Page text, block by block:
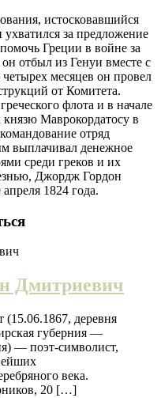
истосковавшийся
за предложение
Греции в войне за
отбыл из Генуи вместе с
месяцев он провел
от Комитета.
флота и в начале
князю Маврокордатосу в
отряд
выплачивал денежное
среди греков и их
Джордж Гордон
1824 года.
Дмитриевич
деревня
губерния —
— поэт-символист,
века.
20 […]